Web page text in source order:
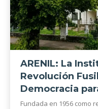
ARENIL: La
Revolución
Democracia
Fundada en 1956 como